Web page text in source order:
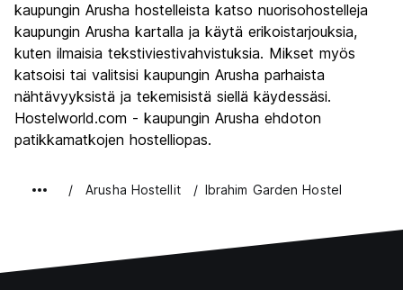
Yöelämä
5.8
Rahanarvoinen
7.2
kaupungin Arusha hostelleista katso nuorisohostelleja
kaupungin Arusha kartalla ja käytä erikoistarjouksia,
kuten ilmaisia tekstiviestivahvistuksia. Mikset myös
katsoisi tai valitsisi kaupungin Arusha parhaista
nähtävyyksistä ja tekemisistä siellä käydessäsi.
Hostelworld.com - kaupungin Arusha ehdoton
patikkamatkojen hostelliopas.
Arusha Hostellit Ibrahim Garden Hostel